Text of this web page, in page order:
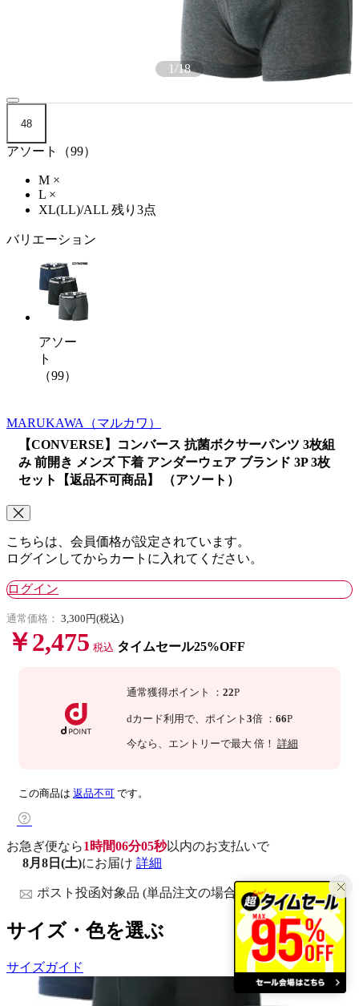
1/18
48
アソート（99）
M ×
L ×
XL(LL)/ALL 残り3点
バリエーション
アソー
ト
（99）
MARUKAWA （マルカワ）
【CONVERSE】コンバース 抗菌ボクサーパンツ 3枚組
み 前開き メンズ 下着 アンダーウェア ブランド 3P 3枚
セット【返品不可商品】 （アソート）
こちらは、会員価格が設定されています。
ログインしてからカートに入れてください。
ログイン
通常価格： 3,300円(税込)
￥2,475 税込 タイムセール25%OFF
通常獲得ポイント ： 22P
dカード利用で、 ポイント 3倍 ： 66P
今なら 、エントリーで最大 倍！ 詳細
この商品は 返品不可 です。
お急ぎ便なら1時間06分04秒以内のお支払いで
8月8日(土)にお届け 詳細
ポスト投函対象品 (単品注文の場合)
サイズ・色を選ぶ
サイズガイド